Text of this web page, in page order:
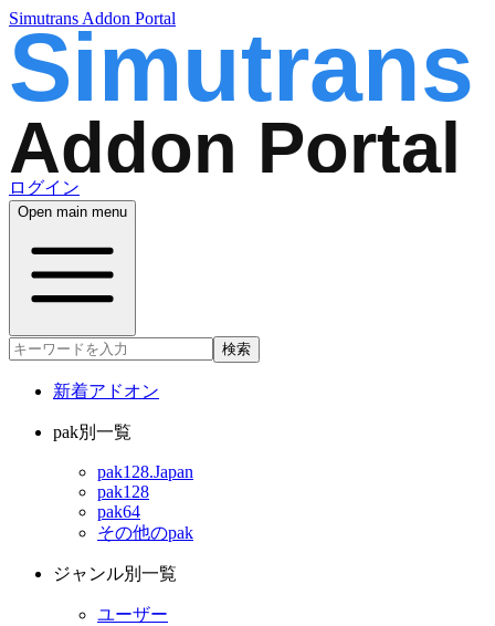
Simutrans Addon Portal
ログイン
Open main menu
検索
新着アドオン
pak別一覧
pak128.Japan
pak128
pak64
その他のpak
ジャンル別一覧
ユーザー